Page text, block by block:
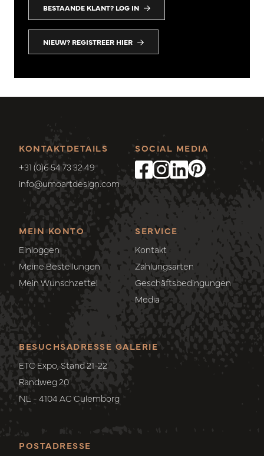
BESTAANDE KLANT? LOG IN
NIEUW? REGISTREER HIER
KONTAKTDETAILS
+31 (0)6 54 73 32 49
info@umoartdesign.com
MEIN KONTO
Einloggen
Meine Bestellungen
Mein Wunschzettel
SERVICE
Kontakt
Zahlungsarten
Geschäftsbedingungen
Media
SOCIAL MEDIA
POSTADRESSE
BESUCHSADRESSE GALERIE
ETC Expo, Stand 21-22
Randweg 20
NL - 4104 AC Culemborg